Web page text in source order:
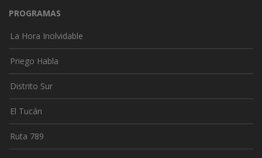
PROGRAMAS
La Hora Inolvidable
Priego Habla
Distrito Sur
El Tucán
Ruta 789